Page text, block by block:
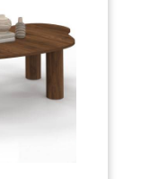
étages Poids :
Vente-unique :
clients
- Plus de 2
de clients
Nombre d'unités: